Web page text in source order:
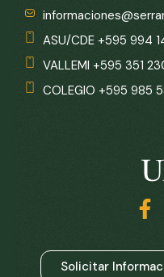
ASU/CDE +595 994
VALLEMI +595 351
COLEGIO +595 985
Solicitar